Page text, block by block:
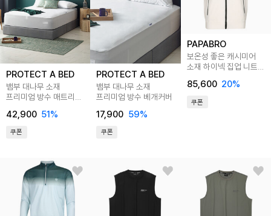
PROTECT A BED
뱀부 대나무 소재
프리미엄 방수 매트리스
42,900 51%
쿠폰
PROTECT A BED
뱀부 대나무 소재
프리미엄 방수 베개커버
17,900 59%
쿠폰
PAPABRO
보온성 좋은 캐시미어
소재 하이넥 집업 니트
85,600 20%
쿠폰